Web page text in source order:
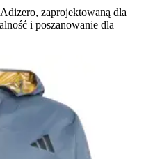
zaprojektowaną dla
i poszanowanie dla